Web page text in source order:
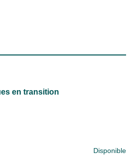
en transition
Disponible